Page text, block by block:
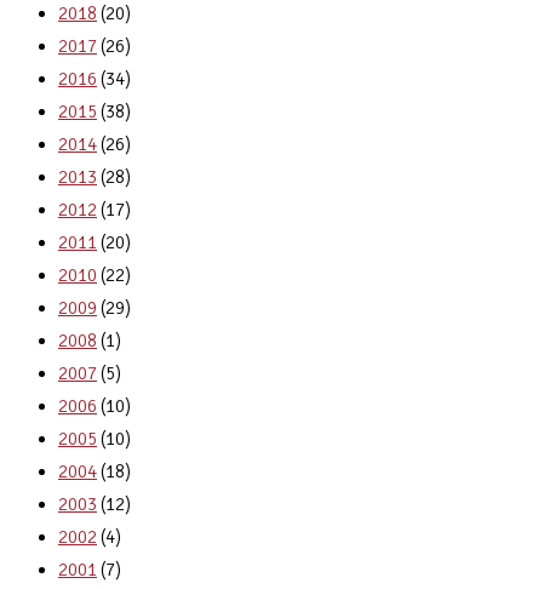
2018 (20)
2017(26)
2016 (34)
2015 (38)
2014(26)
2013 (28)
2012 (17)
2011 (20)
2010 (22)
2009 (29)
2008 (1)
2007(5)
2006 (10)
2005 (10)
2004(18)
2003 (12)
2002 (4)
2001 (7)